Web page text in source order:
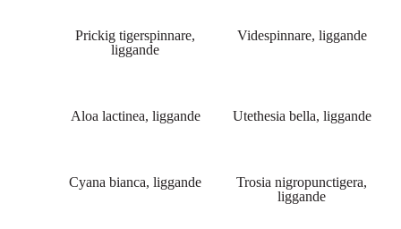
Prickig tigerspinnare,
liggande
Videspinnare, liggande
Aloa lactinea, liggande Utethesia bella, liggande
Cyana bianca, liggande
Trosia nigropunctigera,
liggande